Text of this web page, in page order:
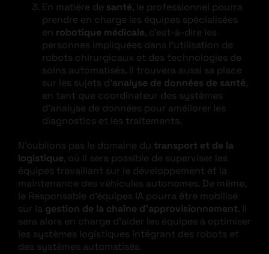
En matière de santé, le professionnel pourra
prendre en charge les équipes spécialisées
en robotique médicale, c’est-à-dire les
personnes impliquées dans l’utilisation de
robots chirurgicaux et des technologies de
soins automatisés. Il trouvera aussi sa place
sur les sujets d’analyse de données de santé,
en tant que coordinateur des systèmes
d’analyse de données pour améliorer les
diagnostics et les traitements.
N’oublions pas le domaine du transport et de la
logistique, où il sera possible de superviser les
équipes travaillant sur le développement et la
maintenance des véhicules autonomes. De même,
le Responsable d’équipes IA pourra être mobilisé
sur la gestion de la chaîne d’approvisionnement. Il
sera alors en charge d’aider les équipes à optimiser
les systèmes logistiques intégrant des robots et
des systèmes automatisés.